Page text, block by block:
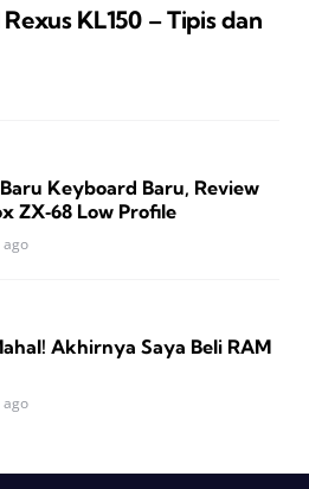
KL150 – Tipis dan
Keyboard Baru, Review
ZX‑68 Low Profile
ago
Akhirnya Saya Beli RAM
ago